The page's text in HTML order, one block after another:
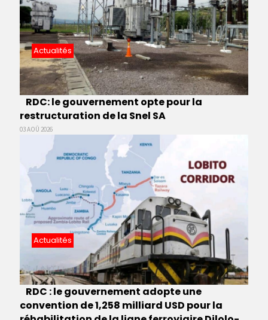
Actualités
RDC: le gouvernement opte pour la
restructuration de la Snel SA
03 AOÛ 2026
Actualités
RDC : le gouvernement adopte une
convention de 1,258 milliard USD pour la